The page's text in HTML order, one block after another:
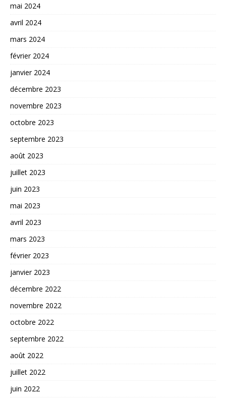
mai 2024
avril 2024
mars 2024
février 2024
janvier 2024
décembre 2023
novembre 2023
octobre 2023
septembre 2023
août 2023
juillet 2023
juin 2023
mai 2023
avril 2023
mars 2023
février 2023
janvier 2023
décembre 2022
novembre 2022
octobre 2022
septembre 2022
août 2022
juillet 2022
juin 2022